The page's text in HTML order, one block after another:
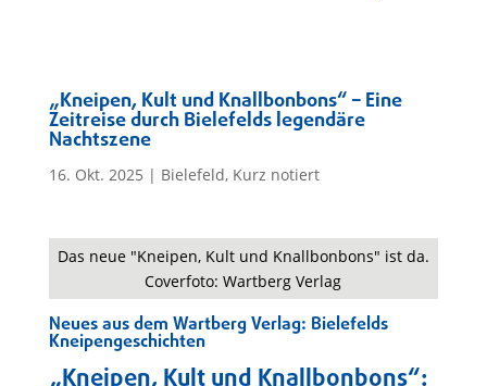
„Kneipen, Kult und Knallbonbons“ – Eine
Zeitreise durch Bielefelds legendäre
Nachtszene
16. Okt. 2025 | Bielefeld, Kurz notiert
Das neue "Kneipen, Kult und Knallbonbons" ist da.
Coverfoto: Wartberg Verlag
Neues aus dem Wartberg Verlag: Bielefelds
Kneipengeschichten